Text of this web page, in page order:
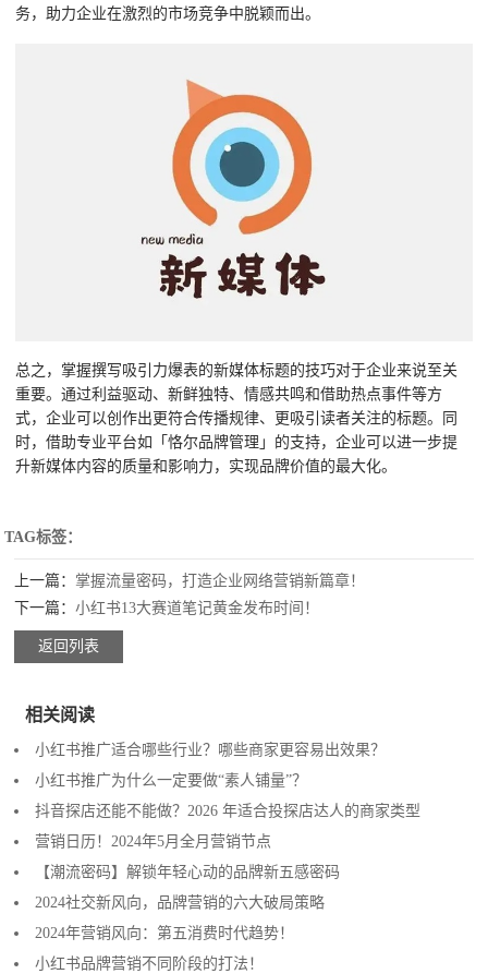
务，助力企业在激烈的市场竞争中脱颖而出。
总之，掌握撰写吸引力爆表的新媒体标题的技巧对于企业来说至关
重要。通过利益驱动、新鲜独特、情感共鸣和借助热点事件等方
式，企业可以创作出更符合传播规律、更吸引读者关注的标题。同
时，借助专业平台如「恪尔品牌管理」的支持，企业可以进一步提
升新媒体内容的质量和影响力，实现品牌价值的最大化。
TAG标签：
上一篇： 掌握流量密码，打造企业网络营销新篇章！
下一篇：​小红书13大赛道笔记黄金发布时间！
返回列表
相关阅读
小红书推广适合哪些行业？哪些商家更容易出效果？
小红书推广为什么一定要做“素人铺量”？
抖音探店还能不能做？2026 年适合投探店达人的商家类型
营销日历！2024年5月全月营销节点
【潮流密码】解锁年轻心动的品牌新五感密码
2024社交新风向，品牌营销的六大破局策略
2024年营销风向：第五消费时代趋势！
小红书品牌营销不同阶段的打法！